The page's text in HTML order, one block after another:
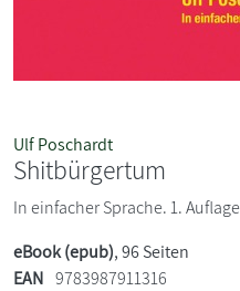
Ulf Poschardt
Shitbürgertum
In einfacher Sprache. 1. Auflage
eBook (epub), 96 Seiten
EAN 9783987911316